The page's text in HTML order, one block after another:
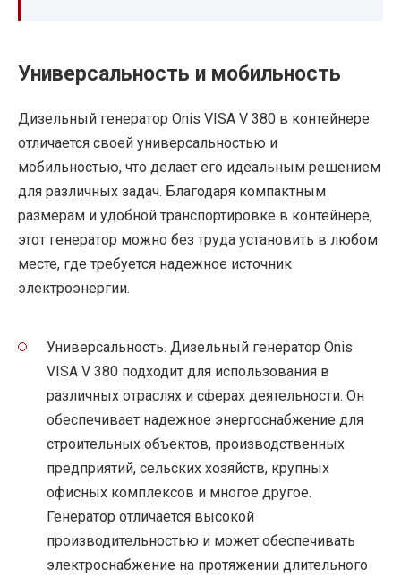
Универсальность и мобильность
Дизельный генератор Onis VISA V 380 в контейнере
отличается своей универсальностью и
мобильностью, что делает его идеальным решением
для различных задач. Благодаря компактным
размерам и удобной транспортировке в контейнере,
этот генератор можно без труда установить в любом
месте, где требуется надежное источник
электроэнергии.
Универсальность. Дизельный генератор Onis
VISA V 380 подходит для использования в
различных отраслях и сферах деятельности. Он
обеспечивает надежное энергоснабжение для
строительных объектов, производственных
предприятий, сельских хозяйств, крупных
офисных комплексов и многое другое.
Генератор отличается высокой
производительностью и может обеспечивать
электроснабжение на протяжении длительного